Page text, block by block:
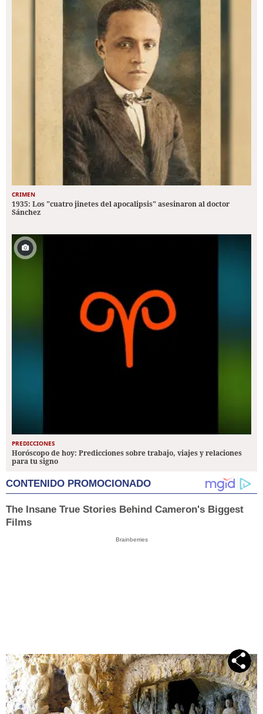
CRIMEN
1935: Los "cuatro jinetes del apocalipsis" asesinaron al doctor
Sánchez
PREDICCIONES
Horóscopo de hoy: Predicciones sobre trabajo, viajes y relaciones
para tu signo
CONTENIDO PROMOCIONADO
The Insane True Stories Behind Cameron's Biggest
Films
Brainberries